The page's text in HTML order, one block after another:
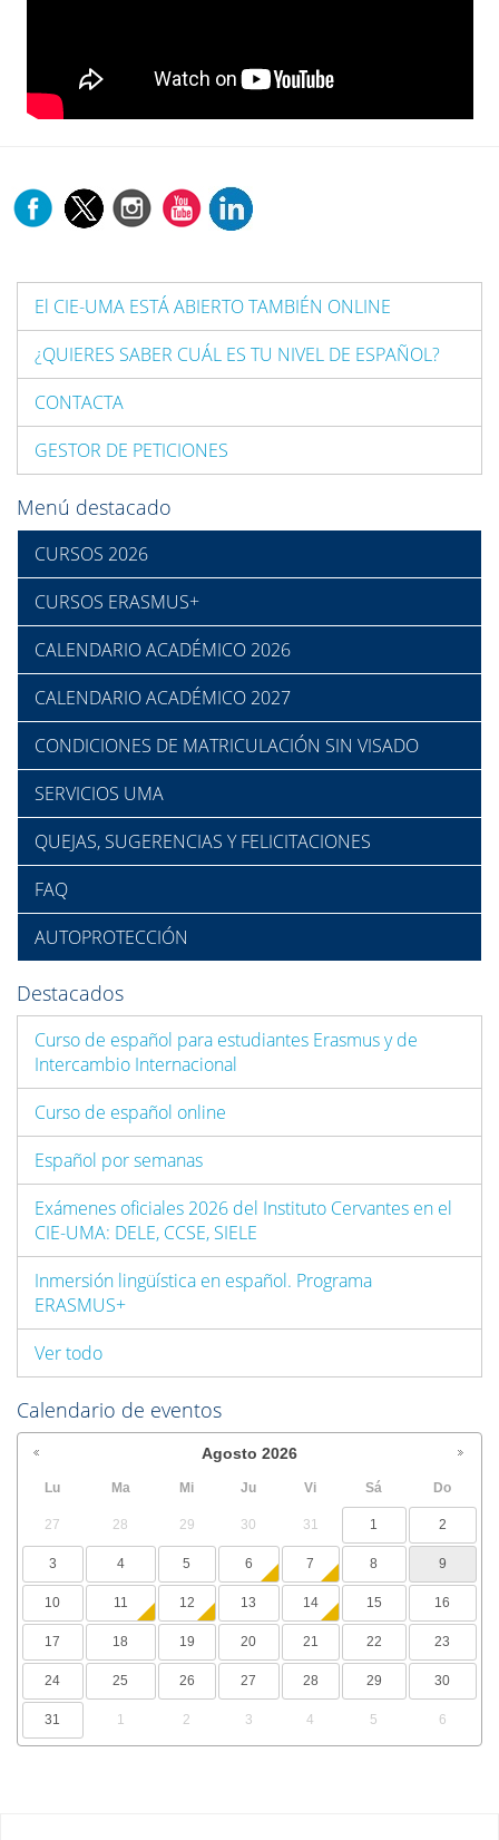
El CIE-UMA ESTÁ ABIERTO TAMBIÉN ONLINE
¿QUIERES SABER CUÁL ES TU NIVEL DE ESPAÑOL?
CONTACTA
GESTOR DE PETICIONES
Menú destacado
CURSOS 2026
CURSOS ERASMUS+
CALENDARIO ACADÉMICO 2026
CALENDARIO ACADÉMICO 2027
CONDICIONES DE MATRICULACIÓN SIN VISADO
SERVICIOS UMA
QUEJAS, SUGERENCIAS Y FELICITACIONES
FAQ
AUTOPROTECCIÓN
Destacados
Curso de español para estudiantes Erasmus y de
Intercambio Internacional
Curso de español online
Español por semanas
Exámenes oficiales 2026 del Instituto Cervantes en el
CIE-UMA: DELE, CCSE, SIELE
Inmersión lingüística en español. Programa
ERASMUS+
Ver todo
Calendario de eventos
Agosto 2026
Lu Ma Mi Ju Vi Sá Do
27 28 29 30 31 1 2
3 4 5 6 7 8 9
10 11 12 13 14 15 16
17 18 19 20 21 22 23
24 25 26 27 28 29 30
31 1 2 3 4 5 6